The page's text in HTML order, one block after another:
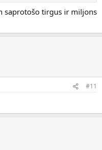
saprotošo tirgus ir miljons
#11